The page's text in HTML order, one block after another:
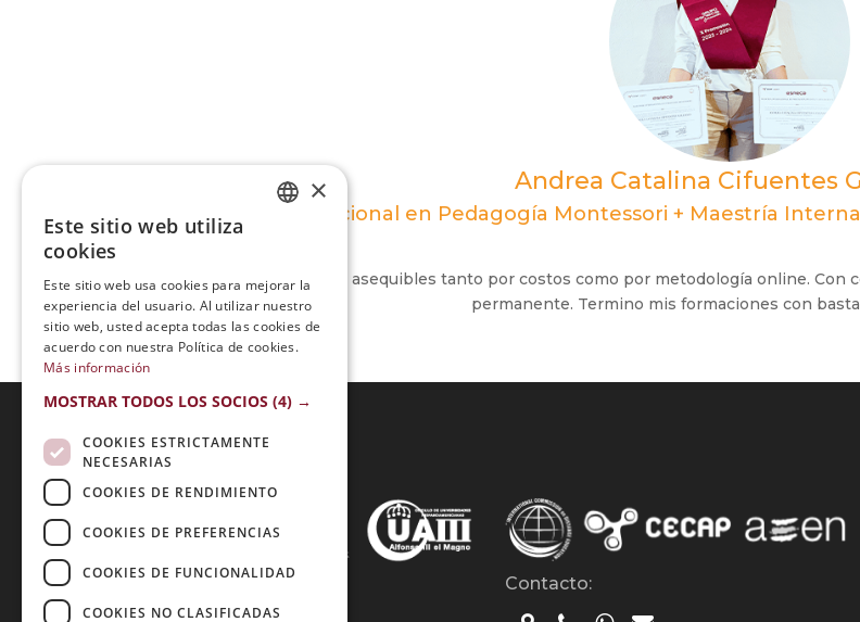
Andrea Catalina Cifuentes
Maestría Internacional en Pedagogía Montessori + Maestría
Formaciones bastante asequibles tanto por costos como por metodología online. Con
permanente. Termino mis formaciones con
Acreditaciones:
Métodos de Pago: Contacto:
×
Este sitio web utiliza
cookies
Este sitio web usa cookies para mejorar la
experiencia del usuario. Al utilizar nuestro
sitio web, usted acepta todas las cookies de
acuerdo con nuestra Política de cookies.
Más información
MOSTRAR TODOS LOS SOCIOS (4) →
COOKIES ESTRICTAMENTE
NECESARIAS
COOKIES DE RENDIMIENTO
COOKIES DE PREFERENCIAS
COOKIES DE FUNCIONALIDAD
COOKIES NO CLASIFICADAS